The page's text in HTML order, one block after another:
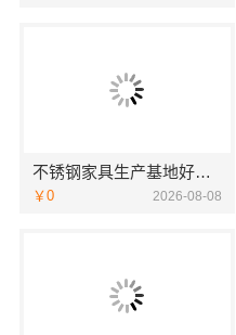
不锈钢家具生产基地好不好？东钢科技兴化基地探厂
￥0 2026-08-08